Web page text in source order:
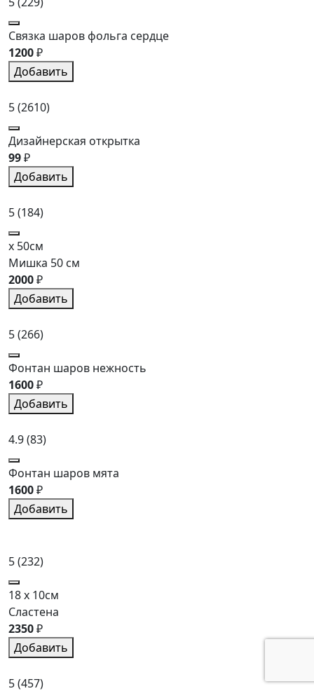
Связка шаров фольга сердце
1200₽
Добавить
5(2610)
Дизайнерская открытка
99₽
Добавить
5(184)
x 50см
Мишка 50 см
2000₽
Добавить
5(266)
Фонтан шаров нежность
1600₽
Добавить
4.9(83)
Фонтан шаров мята
1600₽
Добавить
5(232)
18 x 10см
Сластена
2350₽
Добавить
5(457)